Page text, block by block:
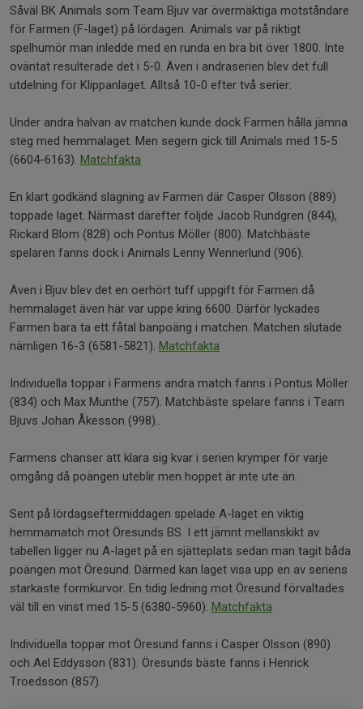
Såväl BK Animals som Team Bjuv var övermäktiga motståndare
för Farmen (F-laget) på lördagen. Animals var på riktigt
spelhumör man inledde med en runda en bra bit över 1800. Inte
oväntat resulterade det i 5-0. Även i andraserien blev det full
utdelning för Klippanlaget. Alltså 10-0 efter två serier.
Under andra halvan av matchen kunde dock Farmen hålla jämna
steg med hemmalaget. Men segern gick till Animals med 15-5
(6604-6163). Matchfakta
En klart godkänd slagning av Farmen där Casper Olsson (889)
toppade laget. Närmast därefter följde Jacob Rundgren (844),
Rickard Blom (828) och Pontus Möller (800). Matchbäste
spelaren fanns dock i Animals Lenny Wennerlund (906).
Även i Bjuv blev det en oerhört tuff uppgift för Farmen då
hemmalaget även här var uppe kring 6600. Därför lyckades
Farmen bara ta ett fåtal banpoäng i matchen. Matchen slutade
nämligen 16-3 (6581-5821). Matchfakta
Individuella toppar i Farmens andra match fanns i Pontus Möller
(834) och Max Munthe (757). Matchbäste spelare fanns i Team
Bjuvs Johan Åkesson (998)..
Farmens chanser att klara sig kvar i serien krymper för varje
omgång då poängen uteblir men hoppet är inte ute än.
Sent på lördagseftermiddagen spelade A-laget en viktig
hemmamatch mot Öresunds BS. I ett jämnt mellanskikt av
tabellen ligger nu A-laget på en sjätteplats sedan man tagit båda
poängen mot Öresund. Därmed kan laget visa upp en av seriens
starkaste formkurvor. En tidig ledning mot Öresund förvaltades
väl till en vinst med 15-5 (6380-5960). Matchfakta
Individuella toppar mot Öresund fanns i Casper Olsson (890)
och Ael Eddysson (831). Öresunds bäste fanns i Henrick
Troedsson (857).